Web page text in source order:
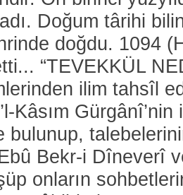
Doğum târihi
doğdu. 1094
“TEVEKKÜL
ilim tahsîl
Kâsım
bulunup,
Bekr-i Dîneverî
onların